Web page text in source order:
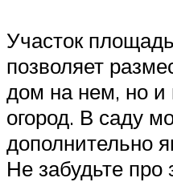
Участок
позволяет
дом на нем, но
огород. В саду
дополнительно
Не забудьте про